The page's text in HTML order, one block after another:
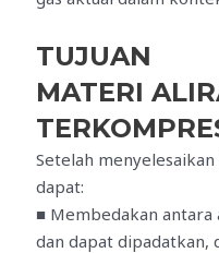
TUJUAN
MATERI
Setelah
dapat:
■ Membedakan
dan dapat dipadatkan,